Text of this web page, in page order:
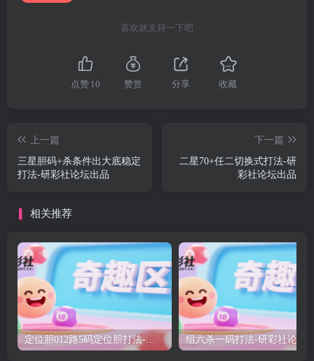
喜欢就支持一下吧
点赞 10 赞赏 分享 收藏
上一篇
三星胆码+杀条件出大底稳定
打法-研彩社论坛出品
下一篇
二星70+任二切换式打法-研
彩社论坛出品
相关推荐
定位胆012路5码定位胆打法-研彩社论坛出品